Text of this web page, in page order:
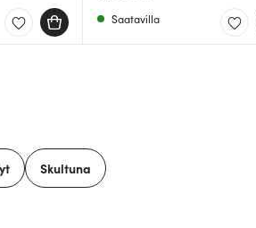
Saatavilla
Skultuna